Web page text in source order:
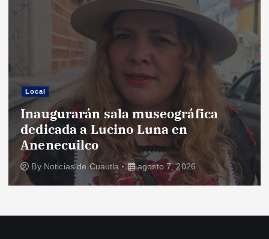
Local
Inaugurarán sala museográfica
dedicada a Lucino Luna en
Anenecuilco
By Noticias de Cuautla agosto 7, 2026